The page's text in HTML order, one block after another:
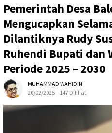
Pemerintah Desa
Mengucapkan
Dilantiknya Rudy
Ruhendi Bupati dan
Periode 2025 – 2030
MUHAMMAD WAHIDIN
20/02/2025
147 Dilihat